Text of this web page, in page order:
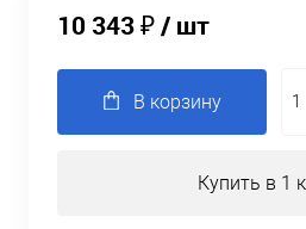
10 343 ₽/ шт
В корзину
Купить в 1